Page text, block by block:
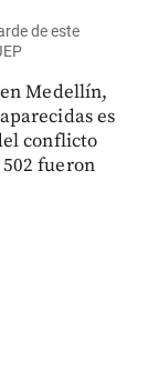
de este
Medellín,
es
conflicto
fueron